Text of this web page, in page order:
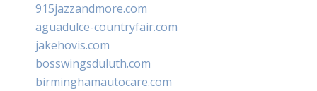
915jazzandmore.com
aguadulce-countryfair.com
jakehovis.com
bosswingsduluth.com
birminghamautocare.com